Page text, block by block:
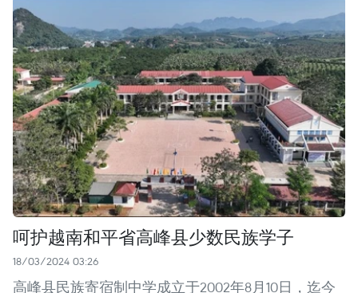
呵护越南和平省高峰县少数民族学子
18/03/2024 03:26
高峰县民族寄宿制中学成立于2002年8月10日，迄今